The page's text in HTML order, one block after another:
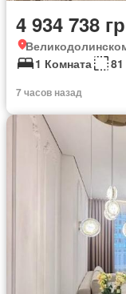
4 934 738
1 Комната
7 часов назад